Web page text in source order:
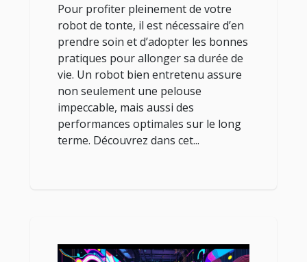
Pour profiter pleinement de votre
robot de tonte, il est nécessaire d’en
prendre soin et d’adopter les bonnes
pratiques pour allonger sa durée de
vie. Un robot bien entretenu assure
non seulement une pelouse
impeccable, mais aussi des
performances optimales sur le long
terme. Découvrez dans cet...